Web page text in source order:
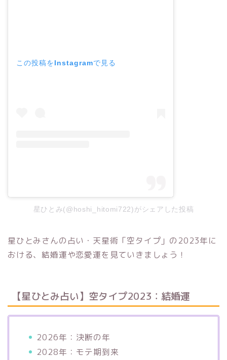
この投稿をInstagramで見る
星ひとみ(@hoshi_hitomi722)がシェアした投稿
星ひとみさんの占い・天星術「空タイプ」の2023年に
おける、結婚運や恋愛運を見ていきましょう！
【星ひとみ占い】空タイプ2023：結婚運
2026年：決断の年
2028年：モテ期到来